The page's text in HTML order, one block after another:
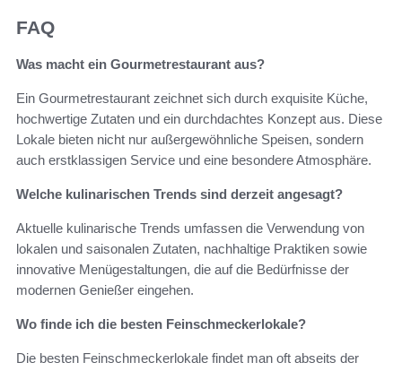
FAQ
Was macht ein Gourmetrestaurant aus?
Ein Gourmetrestaurant zeichnet sich durch exquisite Küche,
hochwertige Zutaten und ein durchdachtes Konzept aus. Diese
Lokale bieten nicht nur außergewöhnliche Speisen, sondern
auch erstklassigen Service und eine besondere Atmosphäre.
Welche kulinarischen Trends sind derzeit angesagt?
Aktuelle kulinarische Trends umfassen die Verwendung von
lokalen und saisonalen Zutaten, nachhaltige Praktiken sowie
innovative Menügestaltungen, die auf die Bedürfnisse der
modernen Genießer eingehen.
Wo finde ich die besten Feinschmeckerlokale?
Die besten Feinschmeckerlokale findet man oft abseits der